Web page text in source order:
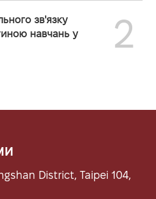
зв'язку
навчань у
2
District, Taipei 104,